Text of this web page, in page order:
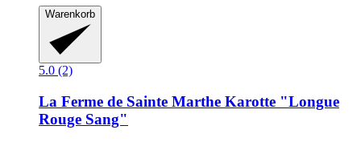
Warenkorb
5.0 (2)
La Ferme de Sainte Marthe Karotte "Longue
Rouge Sang"